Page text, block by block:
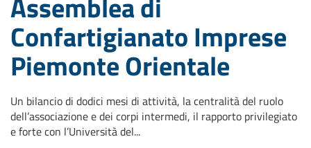
Confartigianato Imprese
Piemonte Orientale
Un bilancio di dodici mesi di attività, la centralità del ruolo
dell’associazione e dei corpi intermedi, il rapporto privilegiato
e forte con l’Università del...